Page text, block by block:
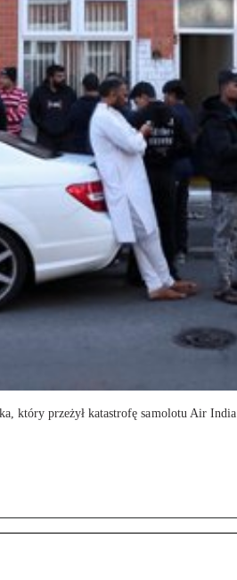
który przeżył katastrofę samolotu Air India